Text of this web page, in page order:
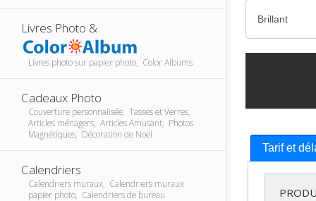
Livres Photo &
Livres photo sur papier photo, Color Albums
Cadeaux Photo
Couverture personnalisée, Tasses et Verres,
Articles ménagers, Articles Amusant, Photos
Magnétiques, Décoration de Noël
Calendriers
Calendriers muraux, Calendriers muraux
papier photo, Calendriers de bureau
Tarif et